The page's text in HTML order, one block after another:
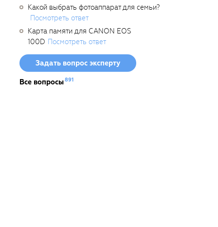
Какой выбрать фотоаппарат для семьи?
Посмотреть ответ
Карта памяти для CANON EOS
100D Посмотреть ответ
Задать вопрос эксперту
Все вопросы891